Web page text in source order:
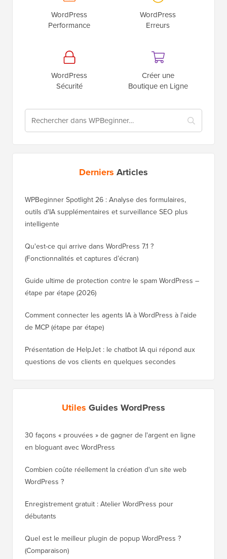
WordPress
Performance
WordPress
Erreurs
WordPress
Sécurité
Créer une
Boutique en Ligne
Derniers Articles
WPBeginner Spotlight 26 : Analyse des formulaires,
outils d'IA supplémentaires et surveillance SEO plus
intelligente
Qu'est-ce qui arrive dans WordPress 7.1 ?
(Fonctionnalités et captures d’écran)
Guide ultime de protection contre le spam WordPress –
étape par étape (2026)
Comment connecter les agents IA à WordPress à l'aide
de MCP (étape par étape)
Présentation de HelpJet : le chatbot IA qui répond aux
questions de vos clients en quelques secondes
Utiles Guides WordPress
30 façons « prouvées » de gagner de l'argent en ligne
en bloguant avec WordPress
Combien coûte réellement la création d'un site web
WordPress ?
Enregistrement gratuit : Atelier WordPress pour
débutants
Quel est le meilleur plugin de popup WordPress ?
(Comparaison)